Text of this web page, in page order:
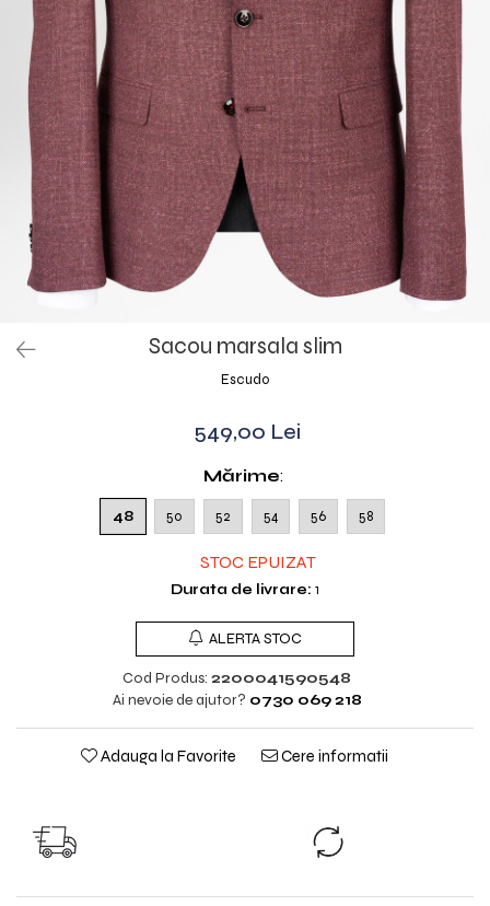
Sacou marsala slim
Escudo
549,00 Lei
Mărime:
48 50 52 54 56 58
STOC EPUIZAT
Durata de livrare: 1
ALERTA STOC
Cod Produs: 2200041590548
Ai nevoie de ajutor? 0730 069 218
Adauga la Favorite Cere informatii